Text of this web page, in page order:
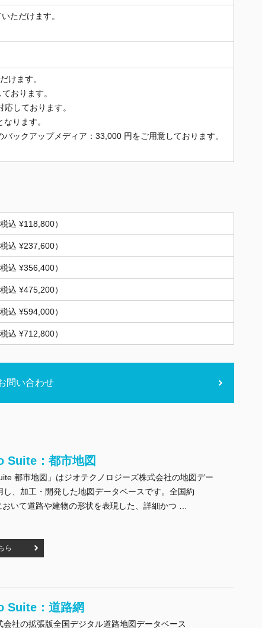
ただけます。
けます。
おります。
しております。
ります。
ックアップメディア：33,000 円をご用意しております。
税込 ¥118,800）
税込 ¥237,600）
税込 ¥356,400）
税込 ¥475,200）
税込 ¥594,000）
税込 ¥712,800）
問い合わせ
Suite：都市地図
都市地図」はジオテクノロジーズ株式会社の地図デー
し、加工・開発した地図データベースです。全国約
いて道路や建物の形状を表現した、詳細かつ …
：都市地図" の
ら
Suite：道路網
会社の拡張版全国デジタル道路地図データベース